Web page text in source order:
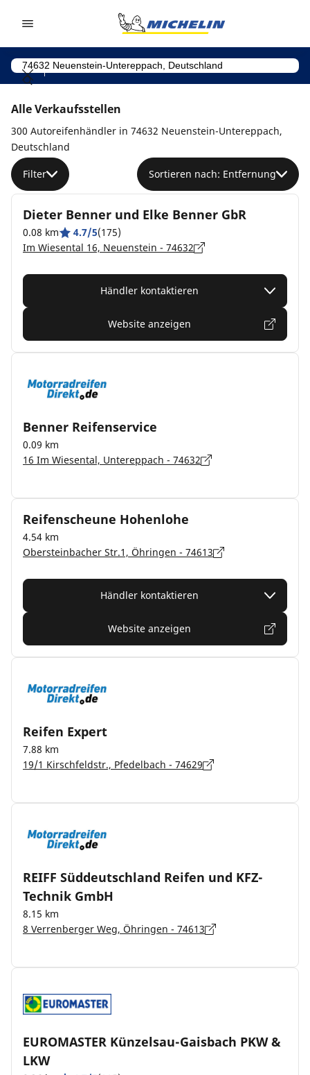
Alle Verkaufsstellen
300 Autoreifenhändler in 74632 Neuenstein-Untereppach,
Deutschland
Filter Sortieren nach: Entfernung
Dieter Benner und Elke Benner GbR
0.08 km 4.7/5(175)
Im Wiesental 16, Neuenstein - 74632
Händler kontaktieren
Website anzeigen
Benner Reifenservice
0.09 km
16 Im Wiesental, Untereppach - 74632
Reifenscheune Hohenlohe
4.54 km
Obersteinbacher Str.1, Öhringen - 74613
Händler kontaktieren
Website anzeigen
Reifen Expert
7.88 km
19/1 Kirschfeldstr., Pfedelbach - 74629
REIFF Süddeutschland Reifen und KFZ-
Technik GmbH
8.15 km
8 Verrenberger Weg, Öhringen - 74613
EUROMASTER Künzelsau-Gaisbach PKW &
LKW